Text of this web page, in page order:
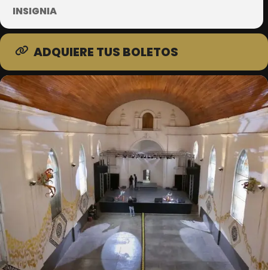
INSIGNIA
ADQUIERE TUS BOLETOS